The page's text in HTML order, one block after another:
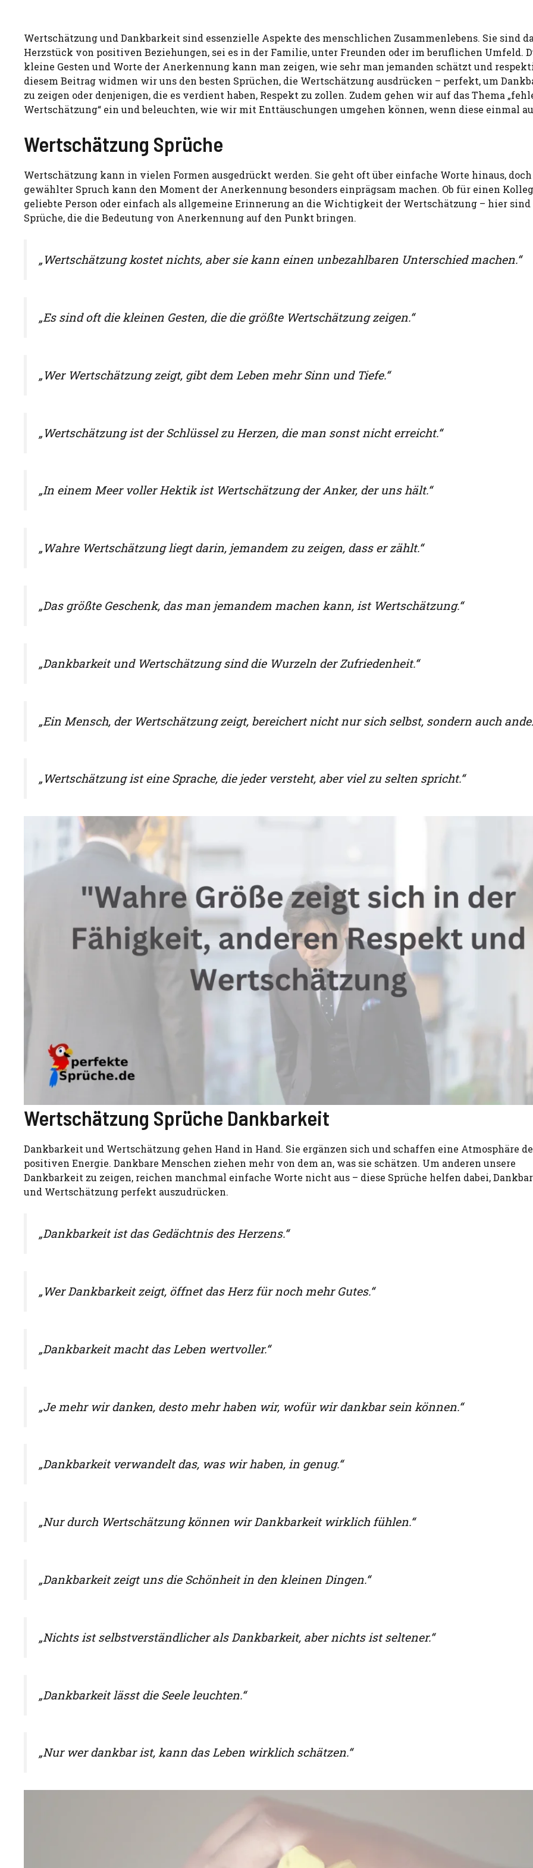
Wertschätzung und Dankbarkeit sind essenzielle Aspekte des menschlichen Zusammenlebens. Sie sind
Herzstück von positiven Beziehungen, sei es in der Familie, unter Freunden oder im beruflichen Umfeld.
kleine Gesten und Worte der Anerkennung kann man zeigen, wie sehr man jemanden schätzt und
diesem Beitrag widmen wir uns den besten Sprüchen, die Wertschätzung ausdrücken – perfekt, um
zu zeigen oder denjenigen, die es verdient haben, Respekt zu zollen. Zudem gehen wir auf das Thema
Wertschätzung“ ein und beleuchten, wie wir mit Enttäuschungen umgehen können, wenn diese einmal
Wertschätzung Sprüche
Wertschätzung kann in vielen Formen ausgedrückt werden. Sie geht oft über einfache Worte hinaus,
gewählter Spruch kann den Moment der Anerkennung besonders einprägsam machen. Ob für einen
geliebte Person oder einfach als allgemeine Erinnerung an die Wichtigkeit der Wertschätzung – hier sind
Sprüche, die die Bedeutung von Anerkennung auf den Punkt bringen.
„Wertschätzung kostet nichts, aber sie kann einen unbezahlbaren Unterschied machen.“
„Es sind oft die kleinen Gesten, die die größte Wertschätzung zeigen.“
„Wer Wertschätzung zeigt, gibt dem Leben mehr Sinn und Tiefe.“
„Wertschätzung ist der Schlüssel zu Herzen, die man sonst nicht erreicht.“
„In einem Meer voller Hektik ist Wertschätzung der Anker, der uns hält.“
„Wahre Wertschätzung liegt darin, jemandem zu zeigen, dass er zählt.“
„Das größte Geschenk, das man jemandem machen kann, ist Wertschätzung.“
„Dankbarkeit und Wertschätzung sind die Wurzeln der Zufriedenheit.“
„Ein Mensch, der Wertschätzung zeigt, bereichert nicht nur sich selbst, sondern auch
„Wertschätzung ist eine Sprache, die jeder versteht, aber viel zu selten spricht.“
Wertschätzung Sprüche Dankbarkeit
Dankbarkeit und Wertschätzung gehen Hand in Hand. Sie ergänzen sich und schaffen eine Atmosphäre
positiven Energie. Dankbare Menschen ziehen mehr von dem an, was sie schätzen. Um anderen unsere
Dankbarkeit zu zeigen, reichen manchmal einfache Worte nicht aus – diese Sprüche helfen dabei,
und Wertschätzung perfekt auszudrücken.
„Dankbarkeit ist das Gedächtnis des Herzens.“
„Wer Dankbarkeit zeigt, öffnet das Herz für noch mehr Gutes.“
„Dankbarkeit macht das Leben wertvoller.“
„Je mehr wir danken, desto mehr haben wir, wofür wir dankbar sein können.“
„Dankbarkeit verwandelt das, was wir haben, in genug.“
„Nur durch Wertschätzung können wir Dankbarkeit wirklich fühlen.“
„Dankbarkeit zeigt uns die Schönheit in den kleinen Dingen.“
„Nichts ist selbstverständlicher als Dankbarkeit, aber nichts ist seltener.“
„Dankbarkeit lässt die Seele leuchten.“
„Nur wer dankbar ist, kann das Leben wirklich schätzen.“